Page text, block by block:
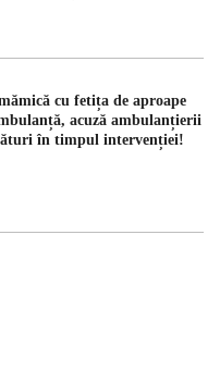
cu fetița de aproape
acuză ambulanțierii
în timpul intervenției!